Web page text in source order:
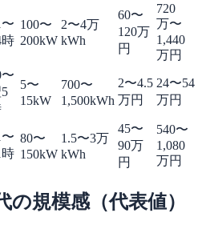
〜
時
100〜
200kW
2〜4万
kWh
60〜
120万
円
720
万〜
1,440
万円
〜
5〜
15kW
700〜
1,500kWh
2〜4.5
万円
24〜54
万円
〜
時
80〜
150kW
1.5〜3万
kWh
45〜
90万
円
540〜
1,080
万円
の規模感（代表値）